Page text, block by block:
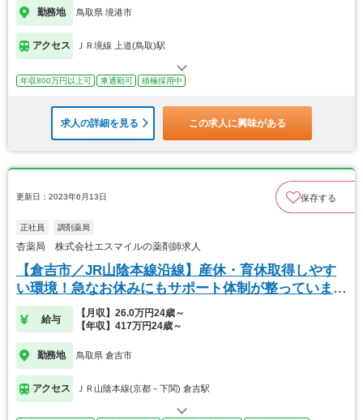
勤務地 鳥取県 境港市
アクセス ＪＲ境線 上道(鳥取)駅
年収800万円以上可 車通勤可 積極採用中
求人の詳細を見る この求人に興味がある
更新日：2023年6月13日 保存する
正社員 調剤薬局
杏薬局 株式会社エスマイルの薬剤師求人
【倉吉市／JR山陰本線沿線】産休・育休取得しやす
い環境！急なお休みにもサポート体制が整っていま
す！
給与
【月収】26.0万円24歳～
【年収】417万円24歳～
勤務地 鳥取県 倉吉市
アクセス ＪＲ山陰本線(京都－下関) 倉吉駅